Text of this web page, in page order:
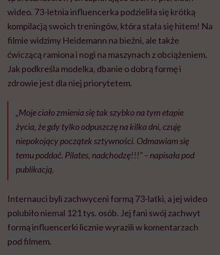
wideo. 73-letnia influencerka podzieliła się krótką
kompilacją swoich treningów, która stała się hitem! Na
filmie widzimy Heidemann na bieżni, ale także
ćwiczącą ramiona i nogi na maszynach z obciążeniem.
Jak podkreśla modelka, dbanie o dobrą formę i
zdrowie jest dla niej priorytetem.
„Moje ciało zmienia się tak szybko na tym etapie
życia, że gdy tylko odpuszczę na kilka dni, czuję
niepokojący początek sztywności. Odmawiam się
temu poddać. Pilates, nadchodzę!!!” – napisała pod
publikacją.
Internauci byli zachwyceni formą 73-latki, a jej wideo
polubiło niemal 121 tys. osób. Jej fani swój zachwyt
formą influencerki licznie wyrazili w komentarzach
pod filmem.